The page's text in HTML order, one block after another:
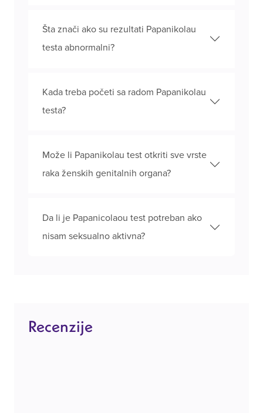
Šta znači ako su rezultati Papanikolau
testa abnormalni?
Kada treba početi sa radom Papanikolau
testa?
Može li Papanikolau test otkriti sve vrste
raka ženskih genitalnih organa?
Da li je Papanicolaou test potreban ako
nisam seksualno aktivna?
Recenzije